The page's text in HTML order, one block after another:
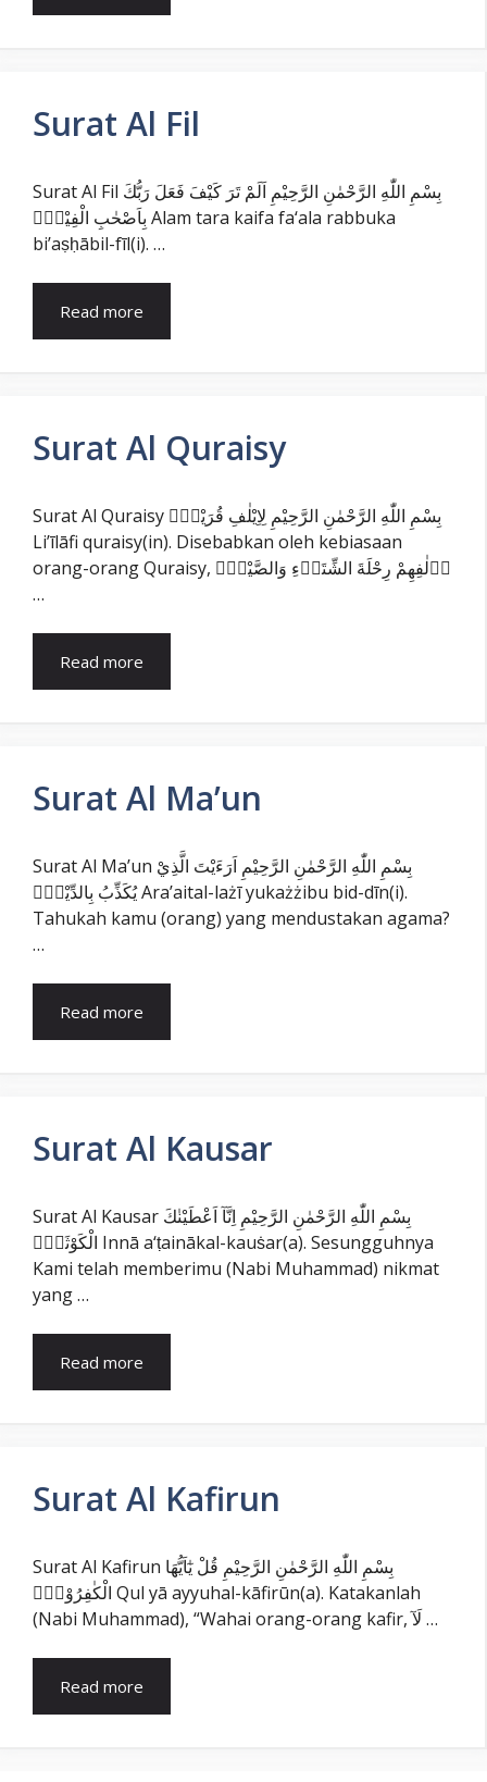
Surat Al Fil
Surat Al Fil بِسْمِ اللّٰهِ الرَّحْمٰنِ الرَّحِيْمِ اَلَمْ تَرَ كَيْفَ فَعَلَ رَبُّكَ
بِاَصْحٰبِ الْفِيْلِۗ Alam tara kaifa fa‘ala rabbuka
bi’aṣḥābil-fīl(i). …
Read more
Surat Al Quraisy
Surat Al Quraisy بِسْمِ اللّٰهِ الرَّحْمٰنِ الرَّحِيْمِ لِاِيْلٰفِ قُرَيْشٍۙ
Li’īlāfi quraisy(in). Disebabkan oleh kebiasaan
orang-orang Quraisy, اٖلٰفِهِمْ رِحْلَةَ الشِّتَاۤءِ وَالصَّيْفِۚ
…
Read more
Surat Al Ma’un
Surat Al Ma’un بِسْمِ اللّٰهِ الرَّحْمٰنِ الرَّحِيْمِ اَرَءَيْتَ الَّذِيْ
يُكَذِّبُ بِالدِّيْنِۗ Ara’aital-lażī yukażżibu bid-dīn(i).
Tahukah kamu (orang) yang mendustakan agama?
…
Read more
Surat Al Kausar
Surat Al Kausar بِسْمِ اللّٰهِ الرَّحْمٰنِ الرَّحِيْمِ اِنَّآ اَعْطَيْنٰكَ
الْكَوْثَرَۗ Innā a‘ṭainākal-kauṡar(a). Sesungguhnya
Kami telah memberimu (Nabi Muhammad) nikmat
yang …
Read more
Surat Al Kafirun
Surat Al Kafirun بِسْمِ اللّٰهِ الرَّحْمٰنِ الرَّحِيْمِ قُلْ يٰٓاَيُّهَا
الْكٰفِرُوْنَۙ Qul yā ayyuhal-kāfirūn(a). Katakanlah
(Nabi Muhammad), “Wahai orang-orang kafir, لَآ …
Read more